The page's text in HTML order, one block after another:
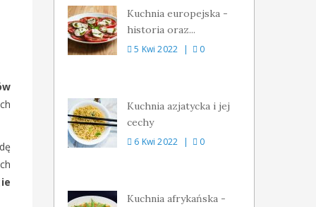
Kuchnia europejska -
historia oraz...
5 Kwi 2022 0
Kuchnia azjatycka i jej
cechy
6 Kwi 2022 0
Kuchnia afrykańska -